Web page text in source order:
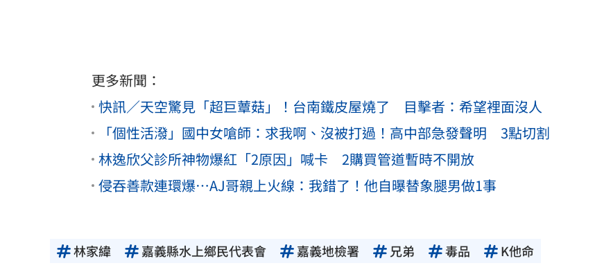
更多新聞：
快訊／天空驚見「超巨蕈菇」！台南鐵皮屋燒了 目擊者：希望裡面沒人
「個性活潑」國中女嗆師：求我啊、沒被打過！高中部急發聲明 3點切割
林逸欣父診所神物爆紅「2原因」喊卡 2購買管道暫時不開放
侵吞善款連環爆⋯AJ哥親上火線：我錯了！他自曝替象腿男做1事
林家緯 嘉義縣水上鄉民代表會 嘉義地檢署 兄弟 毒品 K他命